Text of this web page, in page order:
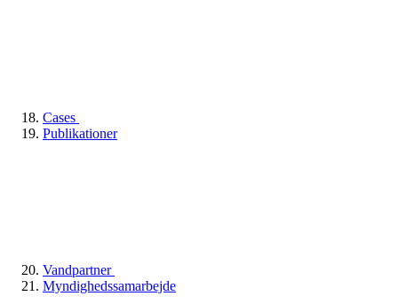
Cases
Publikationer
Vandpartner
Myndighedssamarbejde